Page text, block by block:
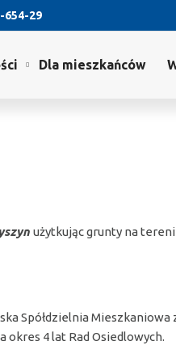
654-29
Dla mieszkańców
użytkując grunty na
Mieszkaniowa
okres 4 lat Rad Osiedlowych.